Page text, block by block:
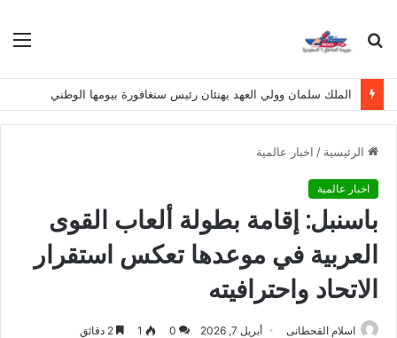
بحث
الملك سلمان وولي العهد يهنئان رئيس سنغافورة بيومها الوطني
الرئيسية / اخبار عالمية
اخبار عالمية
باسنبل: إقامة بطولة ألعاب القوى
العربية في موعدها تعكس استقرار
الاتحاد واحترافيته
اسلام القحطانى أبريل 7, 2026 0
1